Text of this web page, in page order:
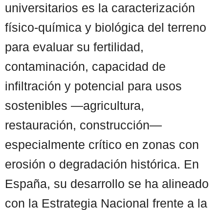
universitarios es la caracterización
físico-química y biológica del terreno
para evaluar su fertilidad,
contaminación, capacidad de
infiltración y potencial para usos
sostenibles —agricultura,
restauración, construcción—
especialmente crítico en zonas con
erosión o degradación histórica. En
España, su desarrollo se ha alineado
con la Estrategia Nacional frente a la